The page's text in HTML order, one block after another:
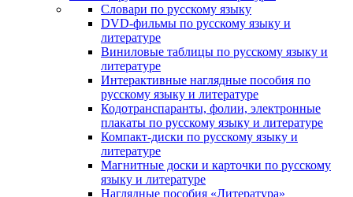
Cловари по русскому языку
DVD-фильмы по русскому языку и
литературе
Виниловые таблицы по русскому языку и
литературе
Интерактивные наглядные пособия по
русскому языку и литературе
Кодотранспаранты, фолии, электронные
плакаты по русскому языку и литературе
Компакт-диски по русскому языку и
литературе
Магнитные доски и карточки по русскому
языку и литературе
Наглядные пособия «Литература»